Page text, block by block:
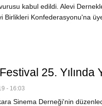
kabul edildi. Alevi
Birlikleri Konfederasyonu'na
25. Yılında
- 16:03
Sinema Derneği'nin